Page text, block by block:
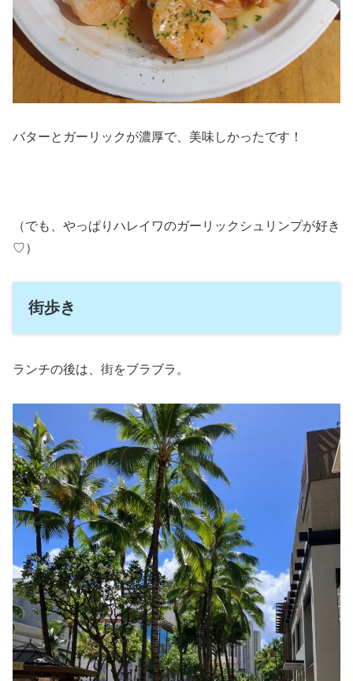
バターとガーリックが濃厚で、美味しかったです！
（でも、やっぱりハレイワのガーリックシュリンプが好き
♡）
街歩き
ランチの後は、街をブラブラ。